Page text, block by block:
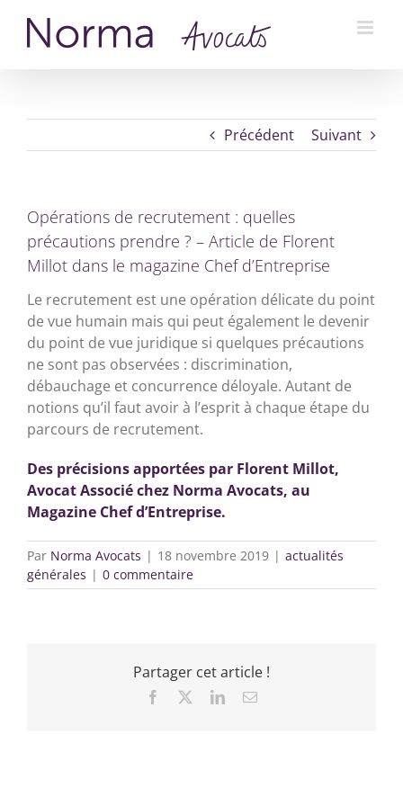
contenu
Précédent Suivant
Opérations de recrutement : quelles
précautions prendre ? – Article de Florent
Millot dans le magazine Chef d’Entreprise
Le recrutement est une opération délicate du point
de vue humain mais qui peut également le devenir
du point de vue juridique si quelques précautions
ne sont pas observées : discrimination,
débauchage et concurrence déloyale. Autant de
notions qu’il faut avoir à l’esprit à chaque étape du
parcours de recrutement.
Des précisions apportées par Florent Millot,
Avocat Associé chez Norma Avocats, au
Magazine Chef d’Entreprise.
Par Norma Avocats | 18 novembre 2019 | actualités
générales | 0 commentaire
Partager cet article !
Facebook LinkedInEmail